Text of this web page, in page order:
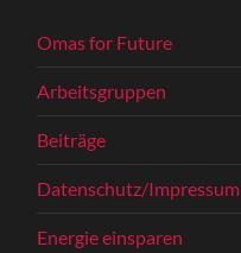
Omas for Future
Arbeitsgruppen
Beiträge
Datenschutz/Impressum
Energie einsparen